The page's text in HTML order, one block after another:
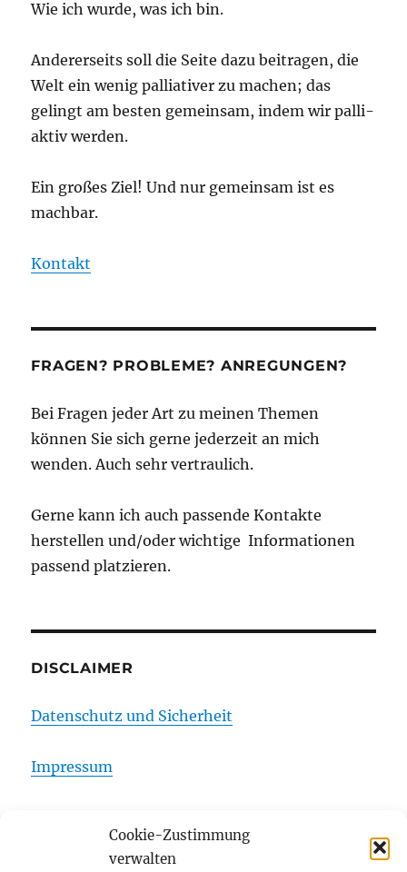
Cookie-Zustimmung
verwalten
Wie ich wurde, was ich bin.
Andererseits soll die Seite dazu beitragen, die
Welt ein wenig palliativer zu machen; das
gelingt am besten gemeinsam, indem wir palli-
aktiv werden.
Ein großes Ziel! Und nur gemeinsam ist es
machbar.
Kontakt
FRAGEN? PROBLEME? ANREGUNGEN?
Bei Fragen jeder Art zu meinen Themen
können Sie sich gerne jederzeit an mich
wenden. Auch sehr vertraulich.
Gerne kann ich auch passende Kontakte
herstellen und/oder wichtige Informationen
passend platzieren.
DISCLAIMER
Datenschutz und Sicherheit
Impressum